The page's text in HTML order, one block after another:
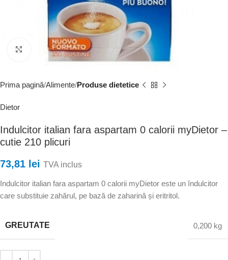
Faceți clic pentru a mări
Prima pagină Alimente Produse dietetice
Dietor
Indulcitor italian fara aspartam 0 calorii myDietor –
cutie 210 plicuri
73,81 lei TVA inclus
Indulcitor italian fara aspartam 0 calorii myDietor este un îndulcitor
care substituie zahărul, pe bază de zaharină și eritritol.
GREUTATE 0,200 kg